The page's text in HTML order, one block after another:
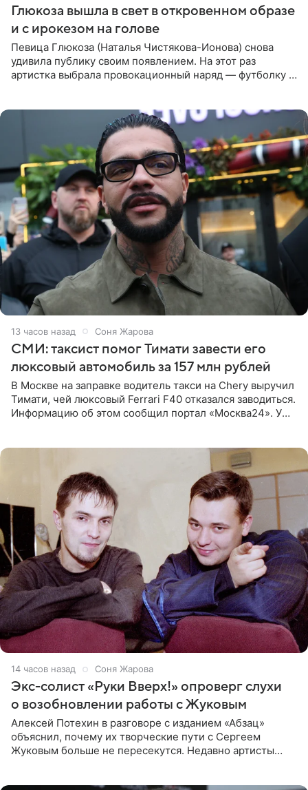
Глюкоза вышла в свет в откровенном образе
и с ирокезом на голове
Певица Глюкоза (Наталья Чистякова-Ионова) снова
удивила публику своим появлением. На этот раз
артистка выбрала провокационный наряд — футболку с
13 часов назад Соня Жарова
СМИ: таксист помог Тимати завести его
люксовый автомобиль за 157 млн рублей
В Москве на заправке водитель такси на Chery выручил
Тимати, чей люксовый Ferrari F40 отказался заводиться.
Информацию об этом сообщил портал «Москва24». У
14 часов назад Соня Жарова
Экс-солист «Руки Вверх!» опроверг слухи
о возобновлении работы с Жуковым
Алексей Потехин в разговоре с изданием «Абзац»
объяснил, почему их творческие пути с Сергеем
Жуковым больше не пересекутся. Недавно артисты